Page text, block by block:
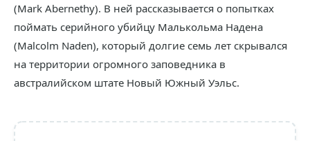
(Mark Abernethy). В ней рассказывается о попытках
поймать серийного убийцу Малькольма Надена
(Malcolm Naden), который долгие семь лет скрывался
на территории огромного заповедника в
австралийском штате Новый Южный Уэльс.